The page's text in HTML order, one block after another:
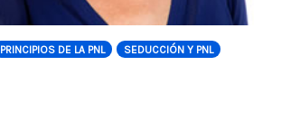
PRINCIPIOS DE LA PNL
SEDUCCIÓN Y PNL